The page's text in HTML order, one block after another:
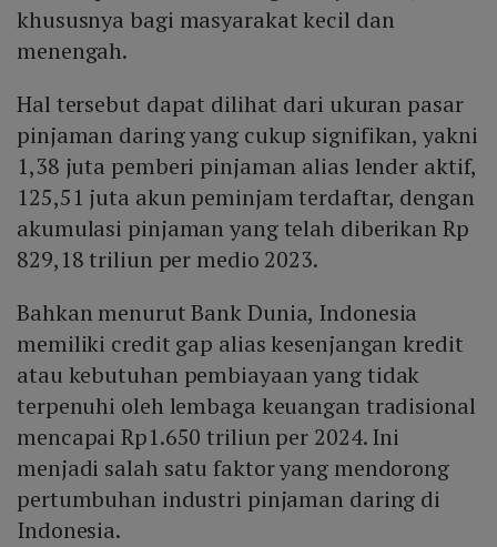
khususnya bagi masyarakat kecil dan
menengah.
Hal tersebut dapat dilihat dari ukuran pasar
pinjaman daring yang cukup signifikan, yakni
1,38 juta pemberi pinjaman alias lender aktif,
125,51 juta akun peminjam terdaftar, dengan
akumulasi pinjaman yang telah diberikan Rp
829,18 triliun per medio 2023.
Bahkan menurut Bank Dunia, Indonesia
memiliki credit gap alias kesenjangan kredit
atau kebutuhan pembiayaan yang tidak
terpenuhi oleh lembaga keuangan tradisional
mencapai Rp1.650 triliun per 2024. Ini
menjadi salah satu faktor yang mendorong
pertumbuhan industri pinjaman daring di
Indonesia.